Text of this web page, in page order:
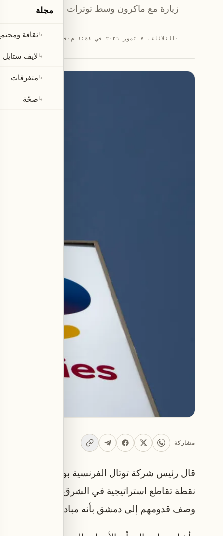
زيارة مع ماكرون وسط توترات أمنية.
· الثلاثاء، ٧ تموز ٢٠٢٦ في ١:٤٤ م · قراءة 1 دقيقة
مشاركة
قال رئيس شركة توتال الفرنسية بويانيه، خلال
نقطة تقاطع استراتيجية في الشرق الأوسط، معتبراً
وصف قدومهم إلى دمشق بأنه مبادرة إيجابية.
مجلة
↳ثقافة
↳ لايف ستايل
↳متفرقات
↳صحّة